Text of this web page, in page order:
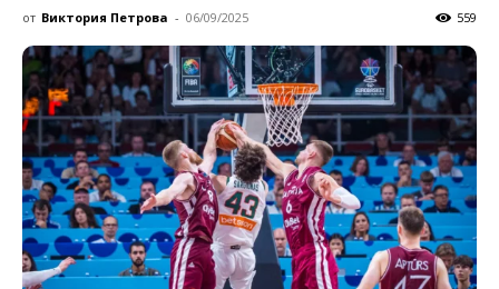
от Виктория Петрова - 06/09/2025 559